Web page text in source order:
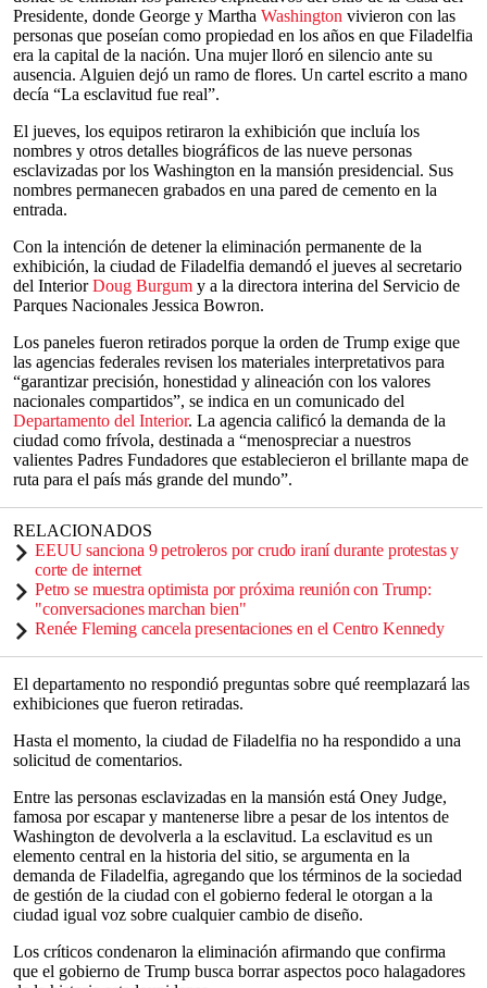
Presidente, donde George y Martha Washington vivieron con las
personas que poseían como propiedad en los años en que Filadelfia
era la capital de la nación. Una mujer lloró en silencio ante su
ausencia. Alguien dejó un ramo de flores. Un cartel escrito a mano
decía “La esclavitud fue real”.
El jueves, los equipos retiraron la exhibición que incluía los
nombres y otros detalles biográficos de las nueve personas
esclavizadas por los Washington en la mansión presidencial. Sus
nombres permanecen grabados en una pared de cemento en la
entrada.
Con la intención de detener la eliminación permanente de la
exhibición, la ciudad de Filadelfia demandó el jueves al secretario
del InteriorDoug Burgum y a la directora interina del Servicio de
Parques Nacionales Jessica Bowron.
Los paneles fueron retirados porque la orden de Trump exige que
las agencias federales revisen los materiales interpretativos para
“garantizar precisión, honestidad y alineación con los valores
nacionales compartidos”, se indica en un comunicado del
Departamento del Interior. La agencia calificó la demanda de la
ciudad como frívola, destinada a “menospreciar a nuestros
valientes Padres Fundadores que establecieron el brillante mapa de
ruta para el país más grande del mundo”.
RELACIONADOS
EEUU sanciona 9 petroleros por crudo iraní durante protestas y
corte de internet
Petro se muestra optimista por próxima reunión con Trump:
"conversaciones marchan bien"
Renée Fleming cancela presentaciones en el Centro Kennedy
El departamento no respondió preguntas sobre qué reemplazará las
exhibiciones que fueron retiradas.
Hasta el momento, la ciudad de Filadelfia no ha respondido a una
solicitud de comentarios.
Entre las personas esclavizadas en la mansión está Oney Judge,
famosa por escapar y mantenerse libre a pesar de los intentos de
Washington de devolverla a la esclavitud. La esclavitud es un
elemento central en la historia del sitio, se argumenta en la
demanda de Filadelfia, agregando que los términos de la sociedad
de gestión de la ciudad con el gobierno federal le otorgan a la
ciudad igual voz sobre cualquier cambio de diseño.
Los críticos condenaron la eliminación afirmando que confirma
que el gobierno de Trump busca borrar aspectos poco halagadores